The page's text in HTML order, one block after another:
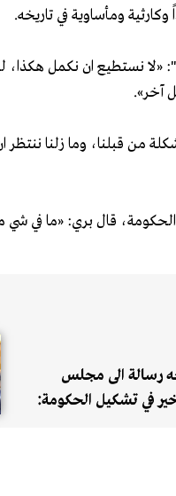
ومأساوية في تاريخه.
": «لا نستطيع ان نكمل
آخر».
من قبلنا، وما زلنا ننتظر
قال بري: «ما في شي
رسالة الى مجلس
في تشكيل الحكومة: